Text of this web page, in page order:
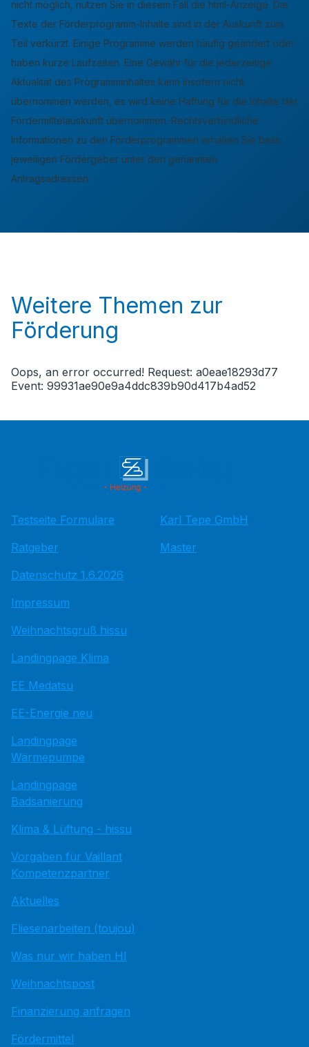
nicht möglich, nutzen Sie in diesem Fall die html-Anzeige. Die
Texte der Förderprogramm-Inhalte sind in der Auskunft zum
Teil verkürzt. Einige Programme werden häufig geändert oder
haben kurze Laufzeiten. Eine Gewähr für die jederzeitige
Aktualität des Programminhaltes kann insofern nicht
übernommen werden, es wird keine Haftung für die Inhalte der
Fördermittelauskunft übernommen. Rechtsverbindliche
Informationen zu den Förderprogrammen erhalten Sie beim
jeweiligen Fördergeber unter den genannten
Antragsadressen.
Weitere Themen zur
Förderung
Oops, an error occurred! Request: a0eae18293d77
Event: 99931ae90e9a4ddc839b90d417b4ad52
Testseite Formulare
Ratgeber
Datenschutz 1.6.2026
Impressum
Weihnachtsgruß hissu
Landingpage Klima
EE Medatsu
EE-Energie neu
Landingpage
Wärmepumpe
Landingpage
Badsanierung
Klima & Lüftung - hissu
Vorgaben für Vaillant
Kompetenzpartner
Aktuelles
Fliesenarbeiten (toujou)
Was nur wir haben HI
Weihnachtspost
Finanzierung anfragen
Fördermittel
Karl Tepe GmbH
Master